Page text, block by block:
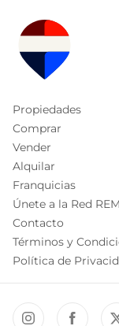
Propiedades
Comprar
Vender
Alquilar
Franquicias
Únete a la Red
Contacto
Términos y
Política de